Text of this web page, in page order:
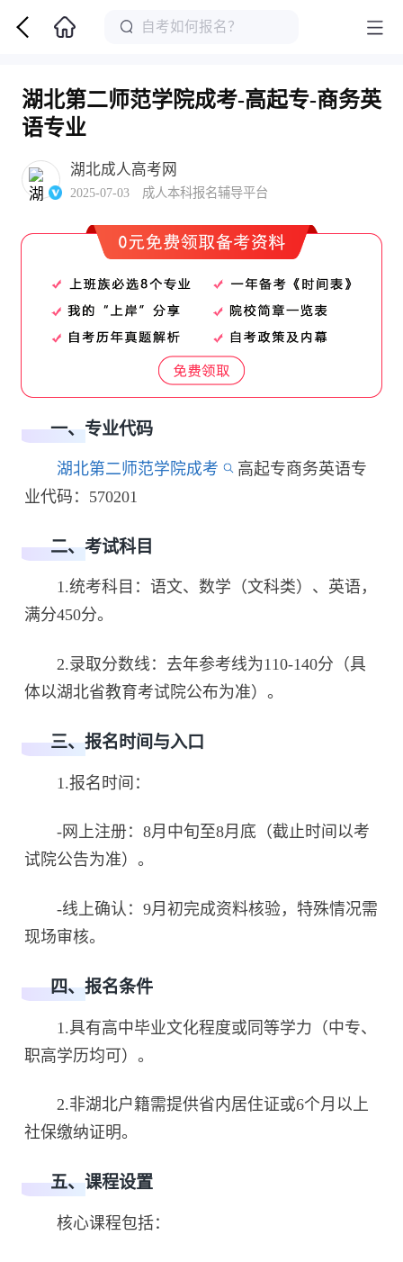
湖北第二师范学院成考-高起专-商务英
语专业
湖北成人高考网
2025-07-03 成人本科报名辅导平台
一、专业代码
湖北第二师范学院成考
高起专商务英语专
业代码：570201
二、考试科目
1.统考科目：语文、数学（文科类）、英语，
满分450分。
2.录取分数线：去年参考线为110-140分（具
体以湖北省教育考试院公布为准）。
三、报名时间与入口
1.报名时间：
-网上注册：8月中旬至8月底（截止时间以考
试院公告为准）。
-线上确认：9月初完成资料核验，特殊情况需
现场审核。
四、报名条件
1.具有高中毕业文化程度或同等学力（中专、
职高学历均可）。
2.非湖北户籍需提供省内居住证或6个月以上
社保缴纳证明。
五、课程设置
核心课程包括：